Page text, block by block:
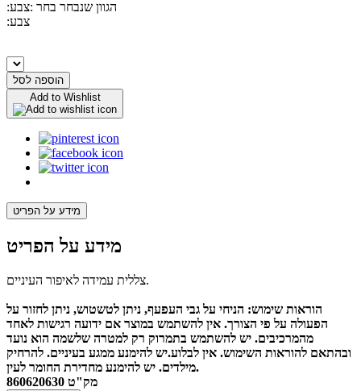
:הגוון שנבחר בחר :צבע
:צבע
הוספה לסל
Add to Wishlist
מידע על הפריט
מידע על הפריט
צללית עמידה לאיפור העיניים.
הוראות שימוש: הניחי על גבי העפעף, ניתן לטשטוש, ניתן לחזור על
הפעולה על פי הצורך. אין להשתמש במוצר אם ידועה רגישות לאחד
מהמרכיבים. יש להשתמש בתמרוק רק למטרה שלשמה הוא נועד
ובהתאם להוראות השימוש. אין לבלוע.יש להימנע ממגע בעיניים. להרחיק
מילדים. יש להימנע מחדירת החומר לעין.
מק"ט 860620630